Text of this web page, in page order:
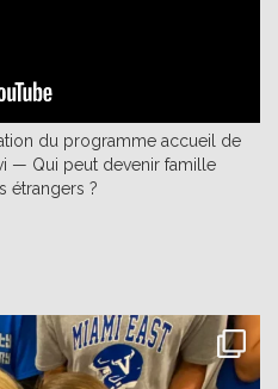
du programme accueil de
— Qui peut devenir famille
étrangers ?